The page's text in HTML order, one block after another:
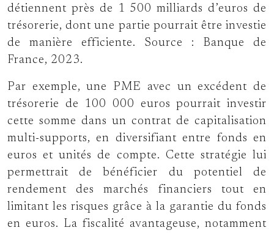
détiennent près de 1 500 milliards d’euros de
trésorerie, dont une partie pourrait être investie
de manière efficiente. Source : Banque de
France, 2023.
Par exemple, une PME avec un excédent de
trésorerie de 100 000 euros pourrait investir
cette somme dans un contrat de capitalisation
multi-supports, en diversifiant entre fonds en
euros et unités de compte. Cette stratégie lui
permettrait de bénéficier du potentiel de
rendement des marchés financiers tout en
limitant les risques grâce à la garantie du fonds
en euros. La fiscalité avantageuse, notamment